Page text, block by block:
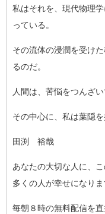
私はそれを、現代物理
っている。
その流体の浸潤を受け
るのだ。
人間は、苦悩をつんざ
その中心に、私は葉隠を
田渕 裕哉
あなたの大切な人に、
多くの人が幸せになり
毎朝８時の無料配信を直